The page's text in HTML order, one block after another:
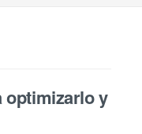
optimizarlo y